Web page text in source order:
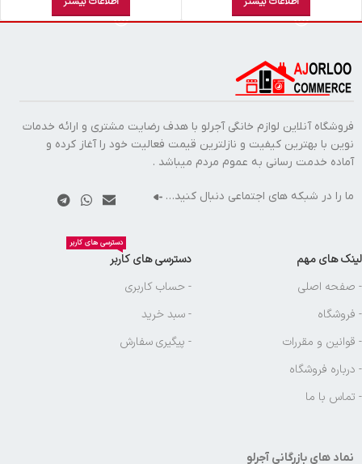
فروشگاه آنلاین لوازم خانگی آجرلو با هدف رضایت مشتری و ارائه خدمات
نوین با بهترین کیفیت و نازلترین قیمت فعالیت خود را آغاز کرده و
آماده خدمت رسانی به عموم مردم میباشد .
ما را در شبکه های اجتماعی دنبال کنید…
لینک های مهم
- صفحه اصلی
- فروشگاه
- قوانین و مقررات
- درباره فروشگاه
- تماس با ما
دسترسی های کاربر
دسترسی های کاربر
- حساب کاربری
- سبد خرید
- پیگیری سفارش
نماد های بازرگانی آجرلو